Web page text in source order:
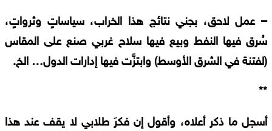
–عمل لاحق، بجني نتائج هذا الخراب، سياساتٍ وثرواتٍ،
سُرق فيها النفط وبيع فيها سلاح غربي صنع على المقاس
(لفتنة في الشرق الأوسط) وابتزَّت فيها إدارات الدول… الخ.
**
أسجل ما ذكر أعلاه، وأقول إن فكرَ طلابي لا يقف عند هذا